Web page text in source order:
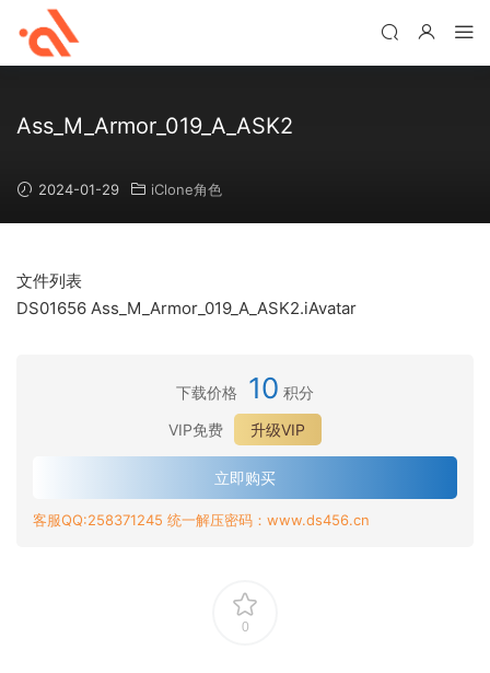
Ass_M_Armor_019_A_ASK2
2024-01-29 iClone角色
文件列表
DS01656 Ass_M_Armor_019_A_ASK2.iAvatar
下载价格 10 积分
VIP免费
升级VIP
立即购买
客服QQ:258371245 统一解压密码：www.ds456.cn
0